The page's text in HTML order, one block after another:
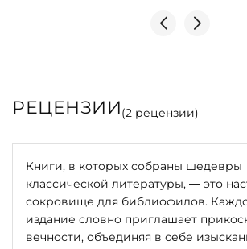
РЕЦЕНЗИИ(2 рецензии)
Книги, в которых собраны шедевры
классической литературы, — это
сокровище для библиофилов.
издание словно приглашает
вечности, объединяя в себе